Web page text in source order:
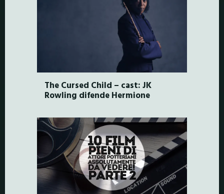
The Cursed Child – cast: JK
Rowling difende Hermione